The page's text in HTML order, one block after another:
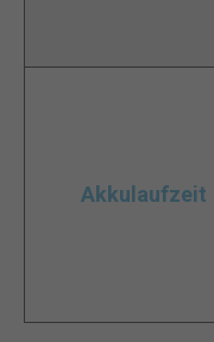
Akkulaufzeit